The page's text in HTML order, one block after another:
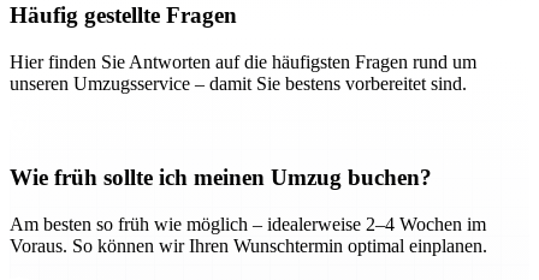
Häufig gestellte Fragen
Hier finden Sie Antworten auf die häufigsten Fragen rund um
unseren Umzugsservice – damit Sie bestens vorbereitet sind.
Wie früh sollte ich meinen Umzug buchen?
Am besten so früh wie möglich – idealerweise 2–4 Wochen im
Voraus. So können wir Ihren Wunschtermin optimal einplanen.